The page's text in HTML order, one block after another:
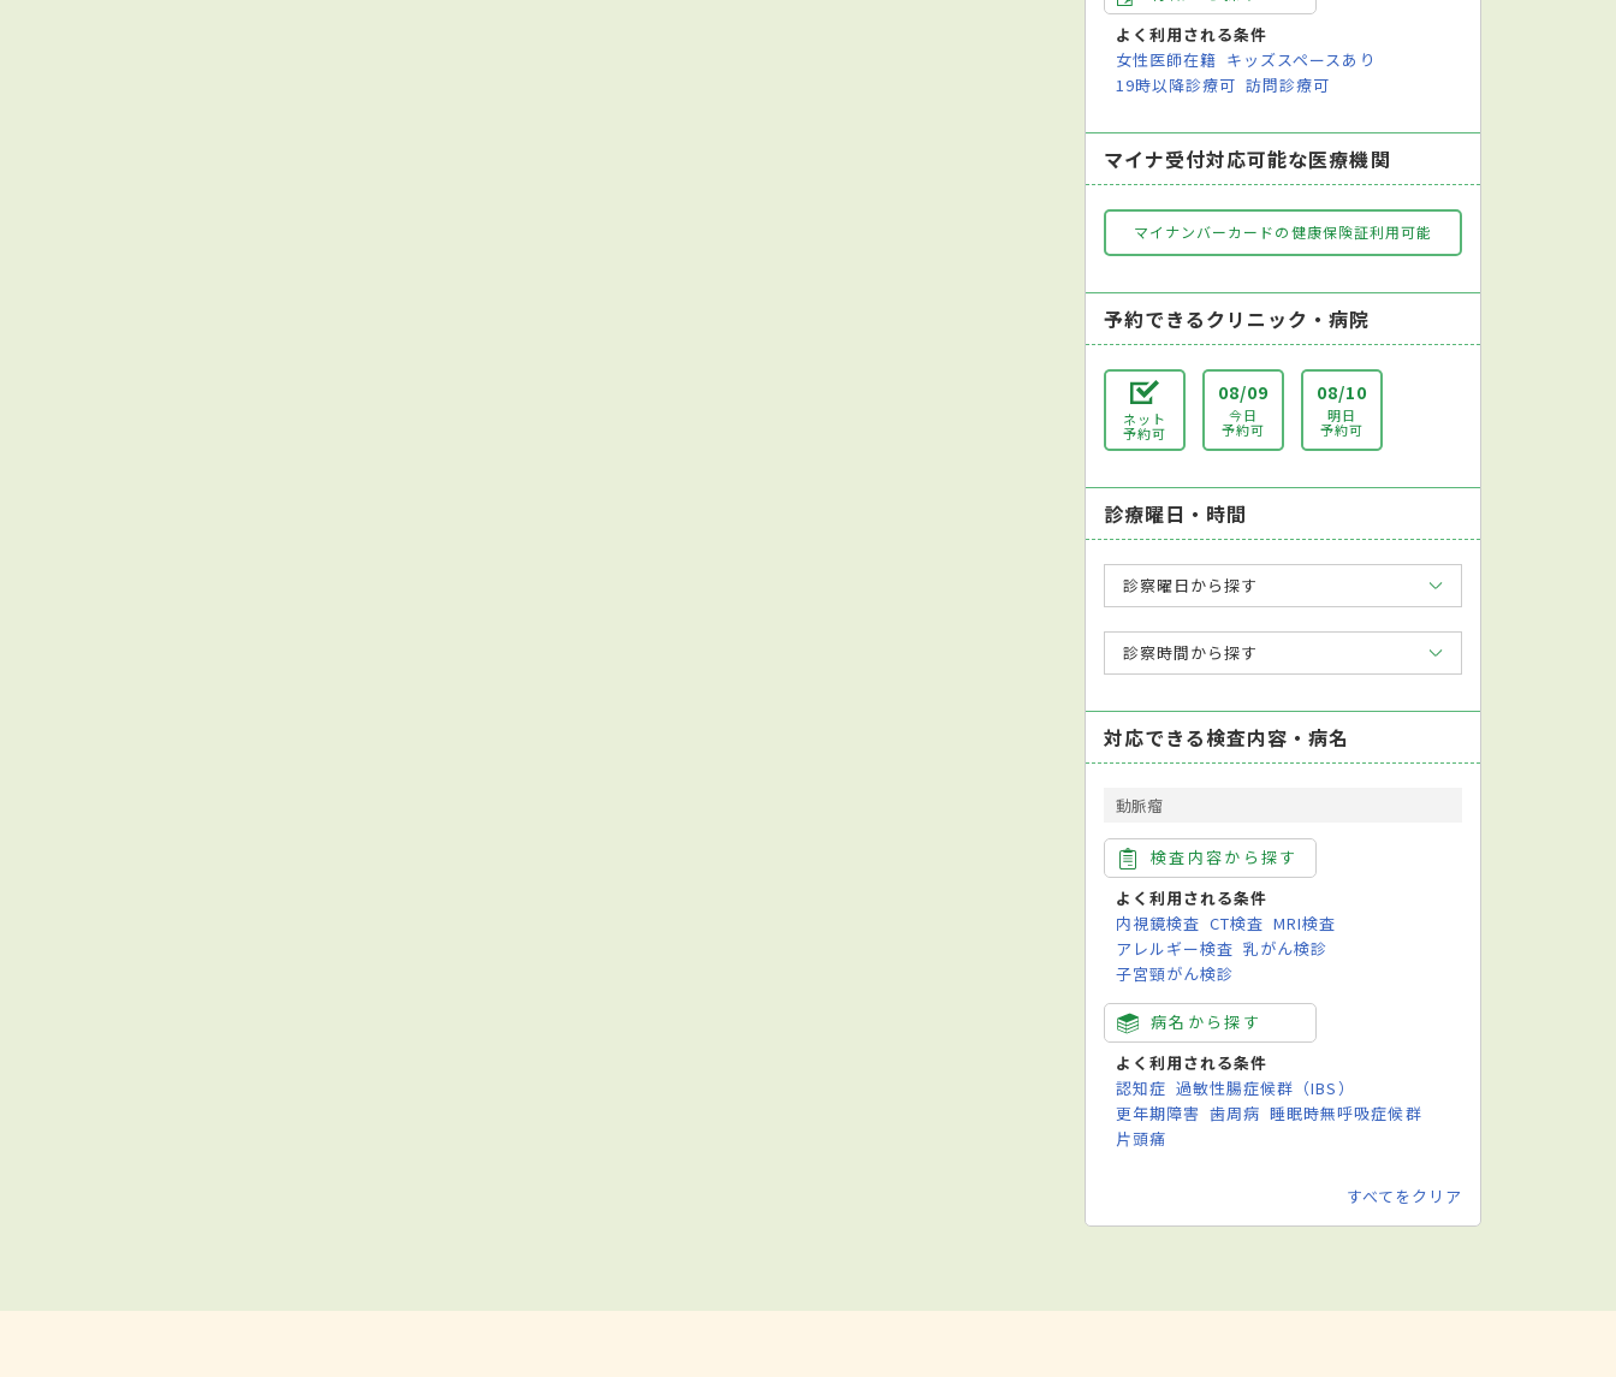
よく利用される条件
女性医師在籍 キッズスペースあり
19時以降診療可 訪問診療可
マイナ受付対応可能な医療機関
マイナンバーカードの健康保険証利用可能
予約できるクリニック・病院
ネット
予約可
08/09
今日
予約可
08/10
明日
予約可
診療曜日・時間
診察曜日から探す
診察時間から探す
対応できる検査内容・病名
動脈瘤
検査内容から探す
よく利用される条件
内視鏡検査 CT検査 MRI検査
アレルギー検査 乳がん検診
子宮頸がん検診
病名から探す
よく利用される条件
認知症 過敏性腸症候群（IBS）
更年期障害 歯周病 睡眠時無呼吸症候群
片頭痛
すべてをクリア